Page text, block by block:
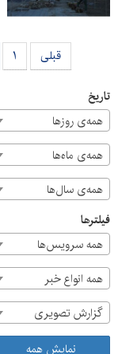
قبلی ۱
تاریخ
همه‌ی روزها
همه‌ی ماه‌ها
همه‌ی سال‌ها
فیلترها
همه سرویس‌ها
همه انواع خبر
گزارش تصویری
نمایش همه